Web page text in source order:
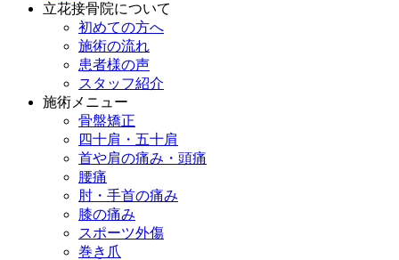
立花接骨院について
初めての方へ
施術の流れ
患者様の声
スタッフ紹介
施術メニュー
骨盤矯正
四十肩・五十肩
首や肩の痛み・頭痛
腰痛
肘・手首の痛み
膝の痛み
スポーツ外傷
巻き爪